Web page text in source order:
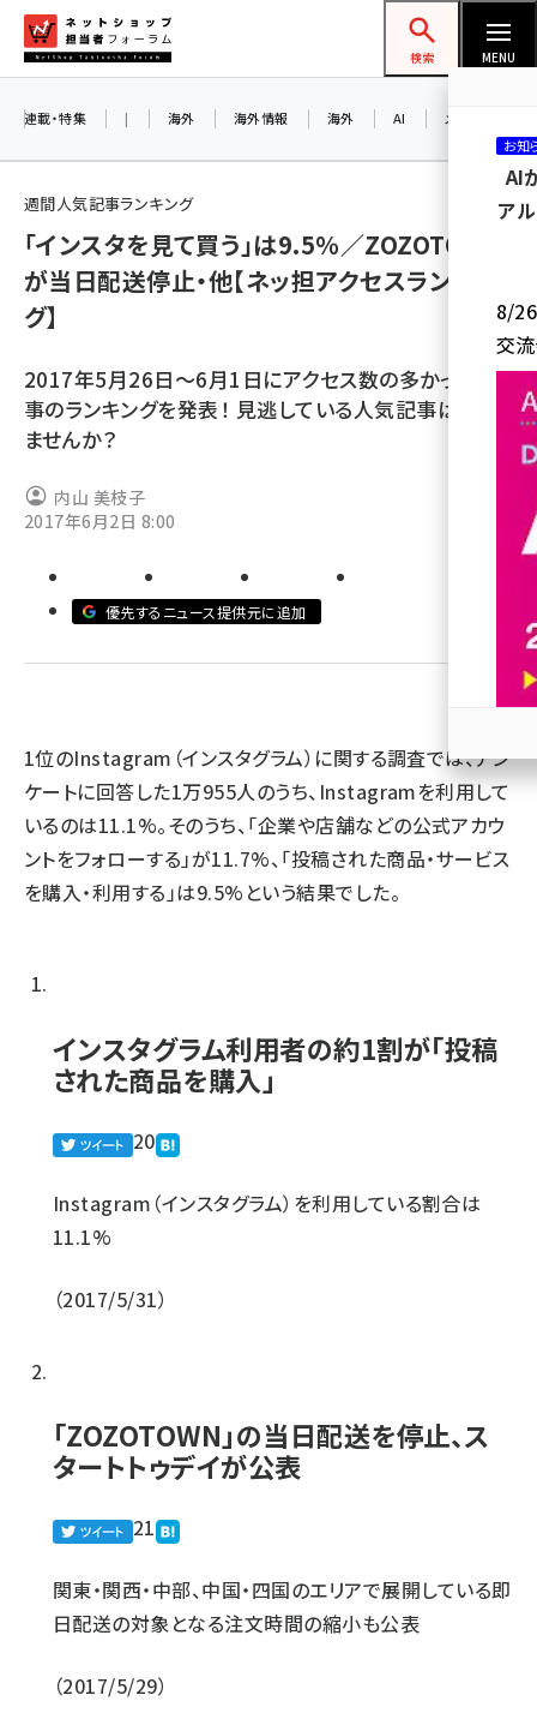
ン
ネットショップ担当者フォーラム
検索 MENU
amazon (2236)
ecbeing (1204)
アスクル (1112)
base (1068)
ビィ・フォアード (769)
revico (737)
連載・特集 | 海外 海外情報 海外 AI メタバース
週間人気記事ランキング
「インスタを見て買う」は9.5％／ZOZOTOWN
が当日配送停止・他【ネッ担アクセスランキン
グ】
2017年5月26日～6月1日にアクセス数の多かった記
事のランキングを発表！ 見逃している人気記事はあり
ませんか？
内山 美枝子
2017年6月2日 8:00
優先するニュース提供元に追加
1位のInstagram（インスタグラム）に関する調査では、アン
ケートに回答した1万955人のうち、Instagramを利用して
いるのは11.1%。そのうち、「企業や店舗などの公式アカウ
ントをフォローする」が11.7%、「投稿された商品・サービス
を購入・利用する」は9.5%という結果でした。
インスタグラム利用者の約1割が「投稿
された商品を購入」
20
Instagram（インスタグラム）を利用している割合は
11.1%
2017/5/31
「ZOZOTOWN」の当日配送を停止、ス
タートトゥデイが公表
21
関東・関西・中部、中国・四国のエリアで展開している即
日配送の対象となる注文時間の縮小も公表
2017/5/29
お知
AI
ア
8/26
交
参